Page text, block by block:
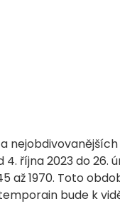
října 2023 do 26.
až 1970. Toto
bude k